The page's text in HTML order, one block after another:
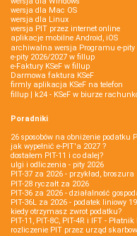
wersja dla Mac OS
wersja dla Linux
wersja PIT przez internet online
aplikacje mobilne Android, iOS
archiwalna wersja Programu e-pity
e-pity 2026/2027 w fillup
e‑Faktury KSeF w fillup
Darmowa faktura KSeF
firmly aplikacja KSeF na telefon
fillup | k24 - KSeF w biurze
Poradniki
26 sposobów na obniżenie podatku
jak wypełnić e-PIT'a 2027 ?
dostałem PIT-11 i co dalej?
ulgi i odliczenia - pity 2026
PIT-37 za 2026 - przykład, broszura
PIT-28 ryczałt za 2026
PIT-36 za 2026 - działalność
PIT-36L za 2026 - podatek liniowy
kiedy otrzymasz zwrot podatku?
PIT-11, PIT-8C, PIT-4R i IFT - Płatnik
rozliczenie PIT przez urząd